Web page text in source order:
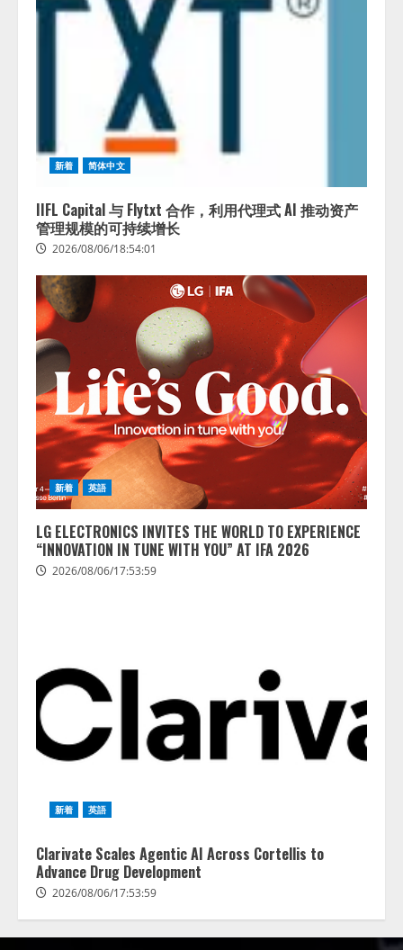
新着 简体中文
IIFL Capital 与 Flytxt 合作，利用代理式 AI 推动资产
管理规模的可持续增长
2026/08/06/18:54:01
新着 英語
LG ELECTRONICS INVITES THE WORLD TO EXPERIENCE
“INNOVATION IN TUNE WITH YOU” AT IFA 2026
2026/08/06/17:53:59
新着 英語
Clarivate Scales Agentic AI Across Cortellis to
Advance Drug Development
2026/08/06/17:53:59